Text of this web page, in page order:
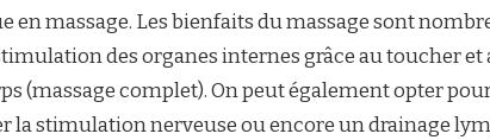
massage. Les bienfaits du massage sont
des organes internes grâce au toucher et
(massage complet). On peut également opter
la stimulation nerveuse ou encore un drainage